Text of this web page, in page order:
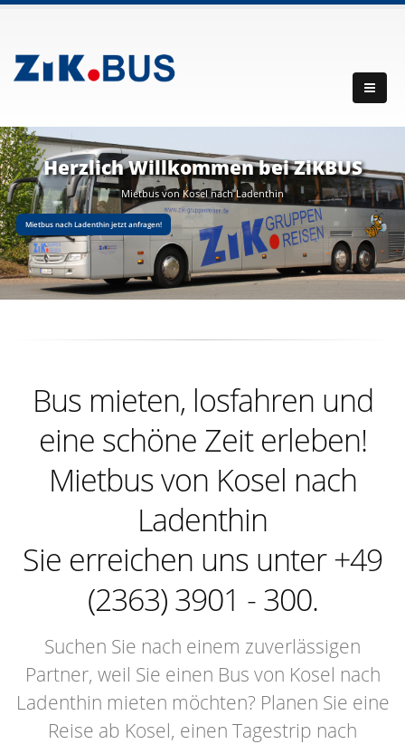
Herzlich Willkommen bei ZiKBUS
Mietbus von Kosel nach Ladenthin
Mietbus nach Ladenthin jetzt anfragen!
Bus mieten, losfahren und
eine schöne Zeit erleben!
Mietbus von Kosel nach
Ladenthin
Sie erreichen uns unter +49
(2363) 3901 - 300.
Suchen Sie nach einem zuverlässigen
Partner, weil Sie einen Bus von Kosel nach
Ladenthin mieten möchten? Planen Sie eine
Reise ab Kosel, einen Tagestrip nach